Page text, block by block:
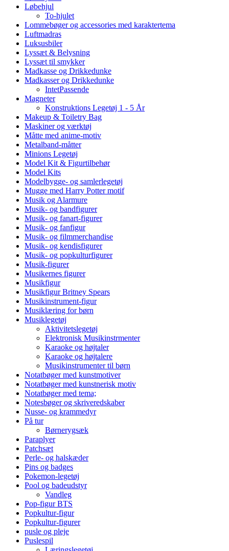
Løbehjul
To-hjulet
Lommebøger og accessories med karaktertema
Luftmadras
Luksusbiler
Lyssæt & Belysning
Lyssæt til smykker
Madkasse og Drikkedunke
Madkasser og Drikkedunke
IntetPassende
Magneter
Konstruktions Legetøj 1 - 5 År
Makeup & Toiletry Bag
Maskiner og værktøj
Måtte med anime-motiv
Metalband-måtter
Minions Legetøj
Model Kit & Figurtilbehør
Model Kits
Modelbygge- og samlerlegetøj
Mugge med Harry Potter motif
Musik og Alarmure
Musik- og bandfigurer
Musik- og fanart-figurer
Musik- og fanfigur
Musik- og filmmerchandise
Musik- og kendisfigurer
Musik- og popkulturfigurer
Musik-figurer
Musikernes figurer
Musikfigur
Musikfigur Britney Spears
Musikinstrument-figur
Musiklæring for børn
Musiklegetøj
Aktivitetslegetøj
Elektronisk Musikinstrmenter
Karaoke og højtaler
Karaoke og højtalere
Musikinstrumenter til børn
Notatbøger med kunstmotiver
Notatbøger med kunstnerisk motiv
Notatbøger med tema;
Notesbøger og skriveredskaber
Nusse- og krammedyr
På tur
Børnerygsæk
Paraplyer
Patchsæt
Perle- og halskæder
Pins og badges
Pokemon-legetøj
Pool og badeudstyr
Vandleg
Pop-figur BTS
Popkultur-figur
Popkultur-figurer
pusle og pleje
Puslespil